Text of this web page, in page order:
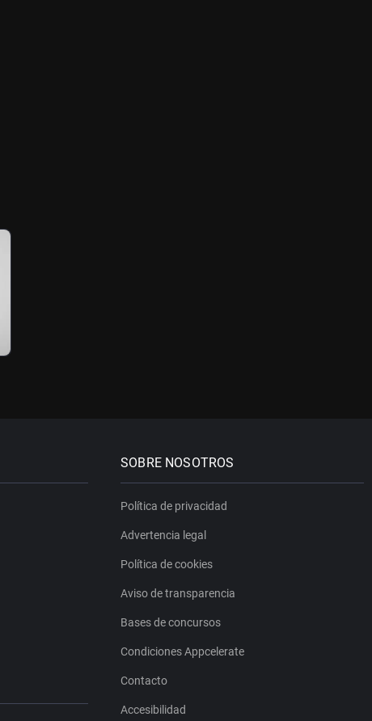
SOBRE NOSOTROS
Política de privacidad
Advertencia legal
Política de cookies
Aviso de transparencia
Bases de concursos
Condiciones Appcelerate
Contacto
Accesibilidad